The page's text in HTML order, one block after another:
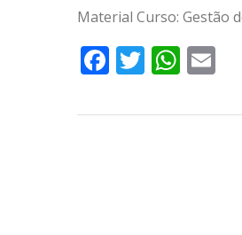
Material Curso: Gestão
Facebook
Twitter